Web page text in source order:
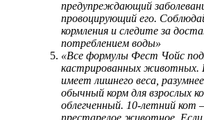
предупреждающий
провоцирующий его.
кормления и следите за
потреблением воды»
«Все формулы Фест Чойс
кастрированных животных.
имеет лишнего веса,
обычный корм для взрослых
облегченный. 10-летний кот
престарелое животное.